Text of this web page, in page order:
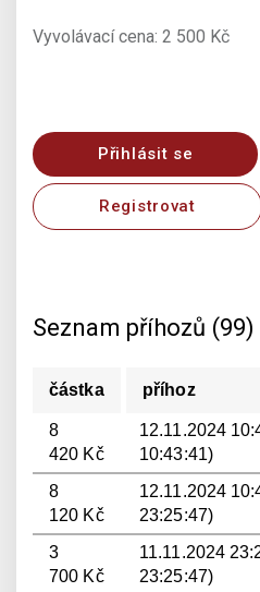
Vyvolávací cena: 2 500 Kč
Přihlásit se
Registrovat
Seznam příhozů (99)
částka příhoz
8
420 Kč
12.11.2024
10:43:41)
8
120 Kč
12.11.2024
23:25:47)
3
700 Kč
11.11.2024
23:25:47)